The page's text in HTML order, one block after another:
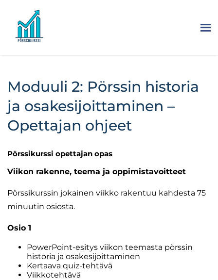
Moduuli 2: Pörssin historia
ja osakesijoittaminen –
Opettajan ohjeet
Pörssikurssi opettajan opas
Viikon rakenne, teema ja oppimistavoitteet
Pörssikurssin jokainen viikko rakentuu kahdesta 75
minuutin osiosta.
Osio 1
PowerPoint-esitys viikon teemasta pörssin
historia ja osakesijoittaminen
Kertaava quiz-tehtävä
Viikkotehtävä